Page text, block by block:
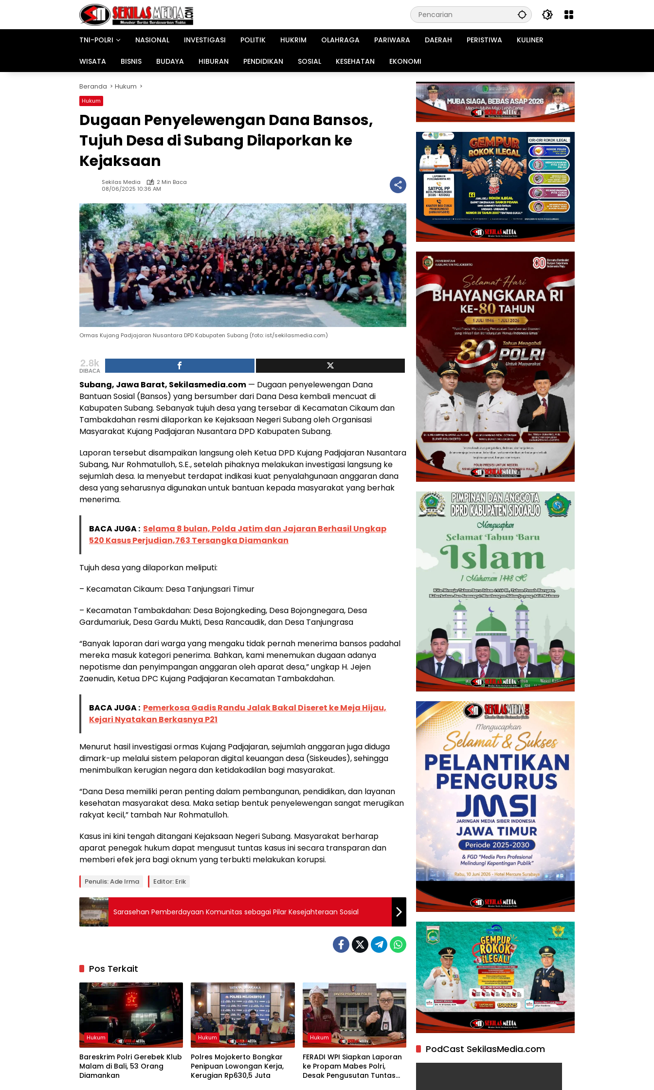
TNI-POLRI
NASIONAL INVESTIGASI POLITIK HUKRIM OLAHRAGA PARIWARA DAERAH PERISTIWA KULINER
WISATA BISNIS BUDAYA HIBURAN PENDIDIKAN SOSIAL KESEHATAN EKONOMI
Beranda Hukum
Hukum
Dugaan Penyelewengan Dana Bansos,
Tujuh Desa di Subang Dilaporkan ke
Kejaksaan
Sekilas Media
2 Min Baca
08/06/2025 10:36 AM
Ormas Kujang Padjajaran Nusantara DPD Kabupaten Subang (foto: ist/sekilasmedia.com)
2.8k
DIBACA
Subang, Jawa Barat, Sekilasmedia.com — Dugaan penyelewengan Dana
Bantuan Sosial (Bansos) yang bersumber dari Dana Desa kembali mencuat di
Kabupaten Subang. Sebanyak tujuh desa yang tersebar di Kecamatan Cikaum dan
Tambakdahan resmi dilaporkan ke Kejaksaan Negeri Subang oleh Organisasi
Masyarakat Kujang Padjajaran Nusantara DPD Kabupaten Subang.
Laporan tersebut disampaikan langsung oleh Ketua DPD Kujang Padjajaran Nusantara
Subang, Nur Rohmatulloh, S.E., setelah pihaknya melakukan investigasi langsung ke
sejumlah desa. Ia menyebut terdapat indikasi kuat penyalahgunaan anggaran dana
desa yang seharusnya digunakan untuk bantuan kepada masyarakat yang berhak
menerima.
BACA JUGA : Selama 8 bulan, Polda Jatim dan Jajaran Berhasil Ungkap
520 Kasus Perjudian,763 Tersangka Diamankan
Tujuh desa yang dilaporkan meliputi:
– Kecamatan Cikaum: Desa Tanjungsari Timur
– Kecamatan Tambakdahan: Desa Bojongkeding, Desa Bojongnegara, Desa
Gardumariuk, Desa Gardu Mukti, Desa Rancaudik, dan Desa Tanjungrasa
“Banyak laporan dari warga yang mengaku tidak pernah menerima bansos padahal
mereka masuk kategori penerima. Bahkan, kami menemukan dugaan adanya
nepotisme dan penyimpangan anggaran oleh aparat desa,” ungkap H. Jejen
Zaenudin, Ketua DPC Kujang Padjajaran Kecamatan Tambakdahan.
BACA JUGA : Pemerkosa Gadis Randu Jalak Bakal Diseret ke Meja Hijau,
Kejari Nyatakan Berkasnya P21
Menurut hasil investigasi ormas Kujang Padjajaran, sejumlah anggaran juga diduga
dimark-up melalui sistem pelaporan digital keuangan desa (Siskeudes), sehingga
menimbulkan kerugian negara dan ketidakadilan bagi masyarakat.
“Dana Desa memiliki peran penting dalam pembangunan, pendidikan, dan layanan
kesehatan masyarakat desa. Maka setiap bentuk penyelewengan sangat merugikan
rakyat kecil,” tambah Nur Rohmatulloh.
Kasus ini kini tengah ditangani Kejaksaan Negeri Subang. Masyarakat berharap
aparat penegak hukum dapat mengusut tuntas kasus ini secara transparan dan
memberi efek jera bagi oknum yang terbukti melakukan korupsi.
Penulis: Ade Irma Editor: Erik
Sarasehan Pemberdayaan Komunitas sebagai Pilar Kesejahteraan Sosial
Pos Terkait
Hukum
Bareskrim Polri Gerebek Klub
Malam di Bali, 53 Orang
Diamankan
Hukum
Polres Mojokerto Bongkar
Penipuan Lowongan Kerja,
Kerugian Rp630,5 Juta
Hukum
FERADI WPI Siapkan Laporan
ke Propam Mabes Polri,
Desak Pengusutan Tuntas
PodCast SekilasMedia.com